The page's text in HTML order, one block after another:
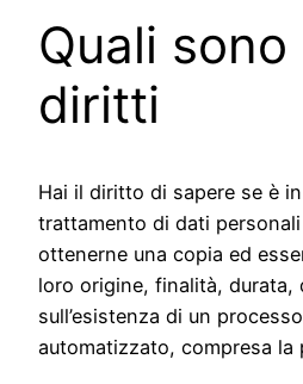
Quali
diritti
Hai il diritto di sapere se è
trattamento di dati
ottenerne una copia ed
loro origine, finalità, durata,
sull’esistenza di un
automatizzato, compresa la